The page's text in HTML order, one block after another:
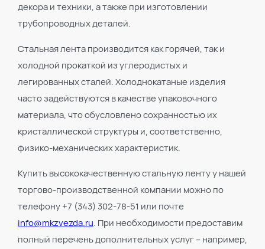
декора и техники, а также при изготовлении
трубопроводных деталей.
Стальная лента производится как горячей, так и
холодной прокаткой из углеродистых и
легированных сталей. Холоднокатаные изделия
часто задействуются в качестве упаковочного
материала, что обусловлено сохранностью их
кристаллической структуры и, соответственно,
физико-механических характеристик.
Купить высококачественную стальную ленту у нашей
торгово-производственной компании можно по
телефону +7 (343) 302-78-51 или почте
info@mkzvezda.ru. При необходимости предоставим
полный перечень дополнительных услуг – например,